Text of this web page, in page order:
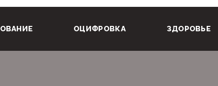
ОЦИФРОВКА ЗДОРОВЬЕ